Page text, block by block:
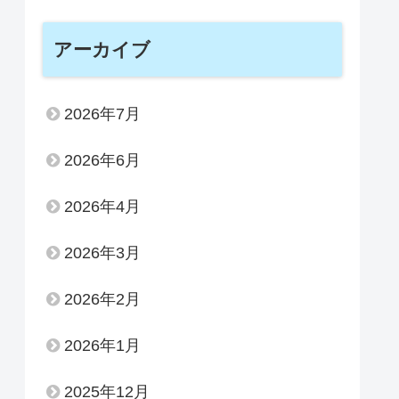
アーカイブ
2026年7月
2026年6月
2026年4月
2026年3月
2026年2月
2026年1月
2025年12月